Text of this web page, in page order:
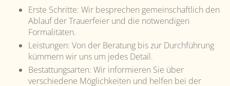
Erste Schritte: Wir besprechen gemeinschaftlich den
Ablauf der Trauerfeier und die notwendigen
Formalitäten.
Leistungen: Von der Beratung bis zur Durchführung
kümmern wir uns um jedes Detail.
Bestattungsarten: Wir informieren Sie über
verschiedene Möglichkeiten und helfen bei der